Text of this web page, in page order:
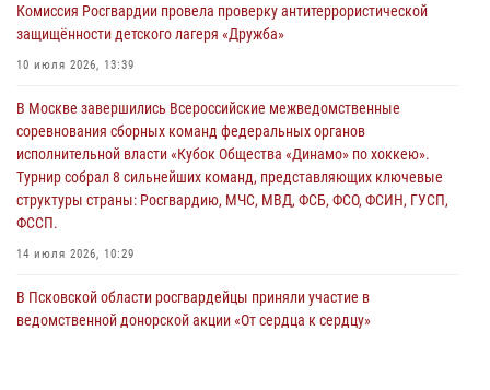
сотрудников вневедомственной охраны Росгвардии, Псковские
Росгвардейцы одержали победу
30 июля 2026, 05:10
Псковская Росгвардия приглашает на службу в подразделениях
вневедомственной охраны
Комиссия Росгвардии провела проверку антитеррористической
защищённости детского лагеря «Дружба»
10 июля 2026, 13:39
В Москве завершились Всероссийские межведомственные
соревнования сборных команд федеральных органов
исполнительной власти «Кубок Общества «Динамо» по хоккею».
Турнир собрал 8 сильнейших команд, представляющих ключевые
структуры страны: Росгвардию, МЧС, МВД, ФСБ, ФСО, ФСИН, ГУСП,
ФССП.
14 июля 2026, 10:29
В Псковской области росгвардейцы приняли участие в
ведомственной донорской акции «От сердца к сердцу»